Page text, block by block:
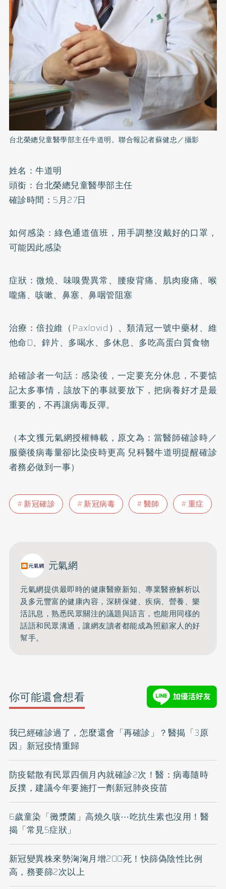
台北榮總兒童醫學部主任牛道明。聯合報記者蘇健忠／攝影
姓名：牛道明
頭銜：台北榮總兒童醫學部主任
確診時間：5月27日
如何感染：綠色通道值班，用手調整沒戴好的口罩，
可能因此感染
症狀：微燒、味嗅覺異常、腰痠背痛、肌肉痠痛、喉
嚨痛、咳嗽、鼻塞、鼻咽管阻塞
治療：倍拉維（Paxlovid）、類清冠一號中藥材、維
他命D、鋅片、多喝水、多休息、多吃高蛋白質食物
給確診者一句話：感染後，一定要充分休息，不要惦
記太多事情，該放下的事就要放下，把病養好才是最
重要的，不再讓病毒反彈。
（本文獲元氣網授權轉載，原文為： 當醫師確診時／
服藥後病毒量卻比染疫時更高 兒科醫牛道明提醒確診
者務必做到一事）
新冠確診 新冠病毒 醫師 重症
元氣網
元氣網提供最即時的健康醫療新知、專業醫療解析以
及多元豐富的健康內容，深耕保健、疾病、營養、樂
活訊息，熟悉民眾關注的議題與語言， 也能用同樣的
話語和民眾溝通，讓網友讀者都能成為照顧家人的好
幫手。
你可能還會想看
我已經確診過了，怎麼還會「再確診」？醫揭「3原
因」新冠疫情重歸
防疫鬆散有民眾四個月內就確診2次！醫：病毒隨時
反撲，建議今年要施打一劑新冠肺炎疫苗
6歲童染「黴漿菌」高燒久咳⋯吃抗生素也沒用！醫
揭「常見5症狀」
新冠變異株來勢洶洶月增200死！快篩偽陰性比例
高，務要篩2次以上